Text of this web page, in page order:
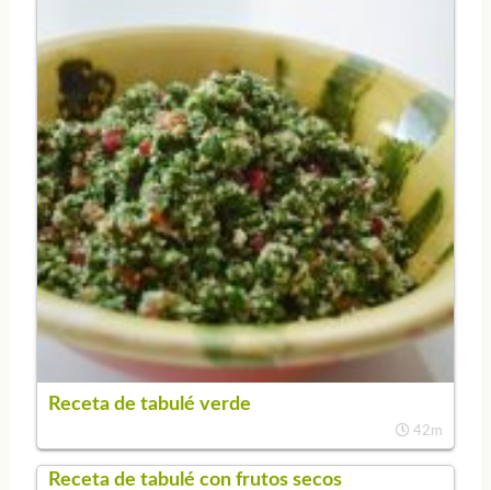
Receta de tabulé verde
42m
Receta de tabulé con frutos secos